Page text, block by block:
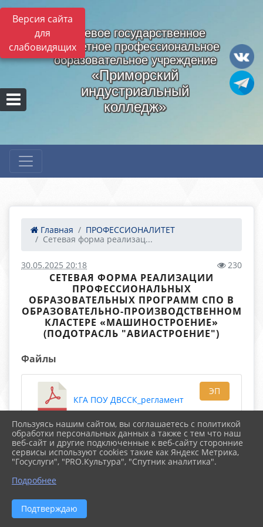
Версия сайта
для
слабовидящих
Краевое государственное
бюджетное профессиональное
образовательное учреждение
«Приморский
индустриальный
колледж»
Главная
ПРОФЕССИОНАЛИТЕТ
Сетевая форма реализац...
30.05.2025 20:18 230
СЕТЕВАЯ ФОРМА РЕАЛИЗАЦИИ
ПРОФЕССИОНАЛЬНЫХ
ОБРАЗОВАТЕЛЬНЫХ ПРОГРАММ СПО В
ОБРАЗОВАТЕЛЬНО-ПРОИЗВОДСТВЕННОМ
КЛАСТЕРЕ «МАШИНОСТРОЕНИЕ»
(ПОДОТРАСЛЬ "АВИАСТРОЕНИЕ")
Файлы
КГА ПОУ ДВССК_регламент
(675.3 KiB)
ЭП
КГА ПОУ ЛИК_регламент
(714.5 KiB)
ЭП
Пользуясь нашим сайтом, вы соглашаетесь с политикой
обработки персональных данных а также с тем что наш
веб-сайт и другие подключенные к веб-сайту сторонние
сервисы используют cookies такие как Яндекс Метрика,
"Госуслуги", "PRO.Культура", "Спутник аналитика".
Подробнее
Подтверждаю